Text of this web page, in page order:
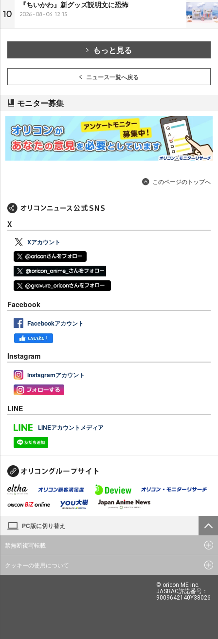
10
『ちいかわ』新グッズ説明文に恐怖
2026-08-06 12:15
もっと見る
ニュース一覧へ戻る
モニター募集
このページのトップへ
X
Xアカウント
Facebook
Facebookアカウント
Instagram
Instagramアカウント
LINE
LINEアカウントメディア
PC版に切り替え
禁無断複写転載
クッキーの使用について
© oricon ME inc.
JASRAC許諾番号：
9009642140Y38026